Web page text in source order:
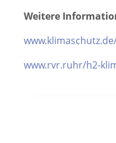
Weitere
www.rvr.ruhr/h2-